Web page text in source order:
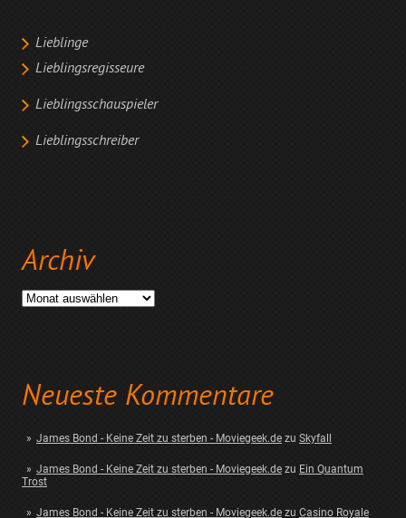
Lieblinge
Lieblingsregisseure
Lieblingsschauspieler
Lieblingsschreiber
Archiv
Archiv
Neueste Kommentare
James Bond - Keine Zeit zu sterben - Moviegeek.dezu Skyfall
James Bond - Keine Zeit zu sterben - Moviegeek.dezu Ein Quantum
Trost
James Bond - Keine Zeit zu sterben - Moviegeek.dezu Casino Royale